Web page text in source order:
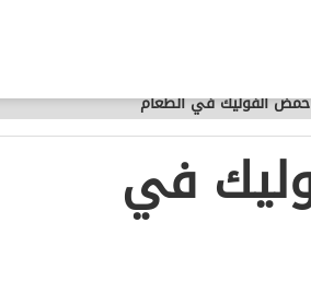
الفوليك في الطعام
في